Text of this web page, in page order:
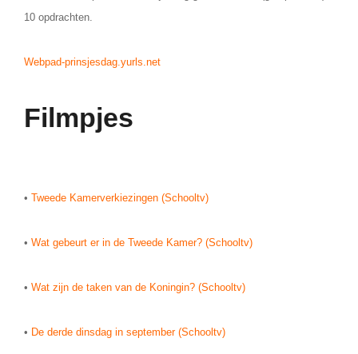
10 opdrachten.
Webpad-prinsjesdag.yurls.net
Filmpjes
• Tweede Kamerverkiezingen (Schooltv)
• Wat gebeurt er in de Tweede Kamer? (Schooltv)
• Wat zijn de taken van de Koningin? (Schooltv)
• De derde dinsdag in september (Schooltv)